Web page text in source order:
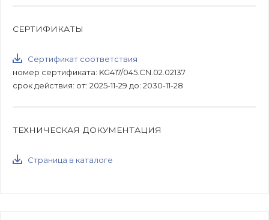
СЕРТИФИКАТЫ
Сертификат соответствия
номер сертификата: KG417/045.CN.02.02137
срок действия: от: 2025-11-29 до: 2030-11-28
ТЕХНИЧЕСКАЯ ДОКУМЕНТАЦИЯ
Страница в каталоге